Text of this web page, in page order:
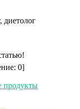
диетолог
0]
продукты